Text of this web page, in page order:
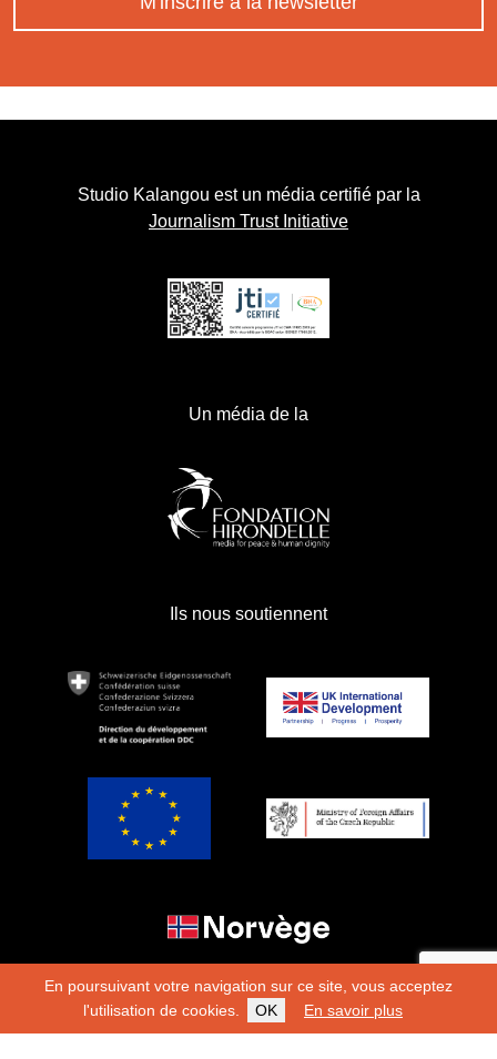
En poursuivant votre navigation sur ce site, vous acceptez
l'utilisation de cookies.
OK En savoir plus
Studio Kalangou est un média certifié par la
Journalism Trust Initiative
Un média de la
Ils nous soutiennent